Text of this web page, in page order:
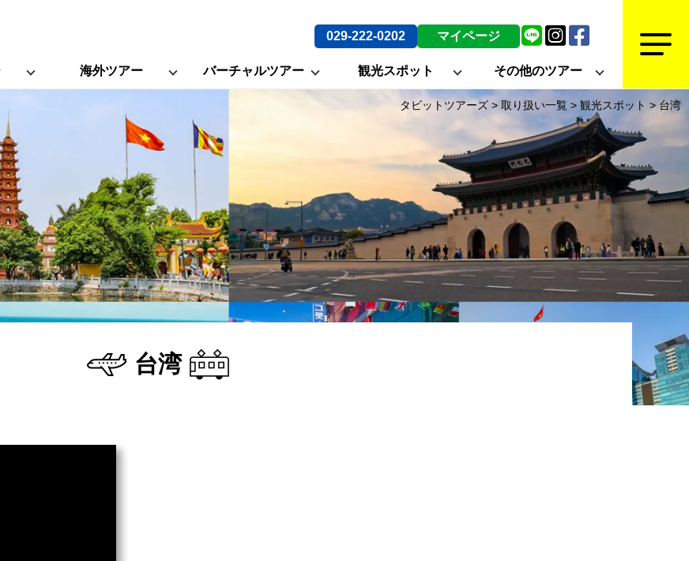
029-222-0202 マイページ
海外ツアー バーチャルツアー 観光スポット その他のツアー
台湾
タビットツアーズ > 取り扱い一覧 > 観光スポット >台湾